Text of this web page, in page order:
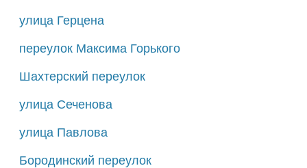
улица Герцена
переулок Максима Горького
Шахтерский переулок
улица Сеченова
улица Павлова
Бородинский переулок